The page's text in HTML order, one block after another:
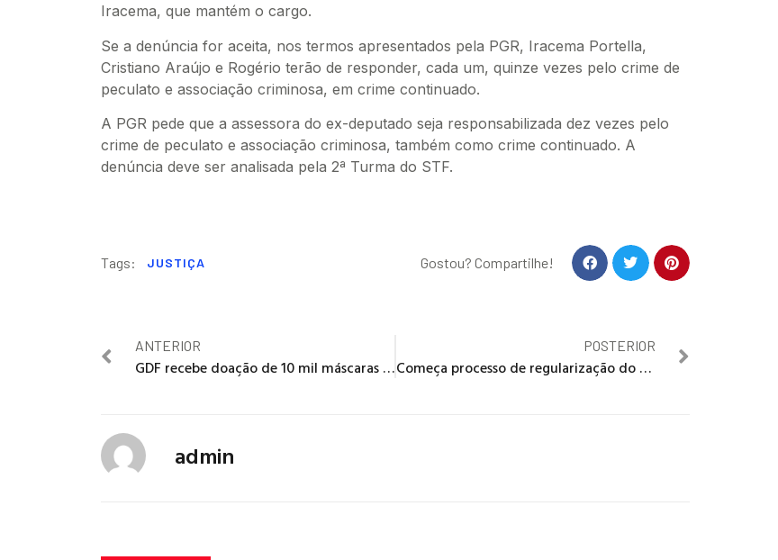
Iracema, que mantém o cargo.
Se a denúncia for aceita, nos termos apresentados pela PGR, Iracema Portella,
Cristiano Araújo e Rogério terão de responder, cada um, quinze vezes pelo crime de
peculato e associação criminosa, em crime continuado.
A PGR pede que a assessora do ex-deputado seja responsabilizada dez vezes pelo
crime de peculato e associação criminosa, também como crime continuado. A
denúncia deve ser analisada pela 2ª Turma do STF.
Tags: JUSTIÇA Gostou? Compartilhe!
ANTERIOR
GDF recebe doação de 10 mil máscaras da Embaixada da China
POSTERIOR
Começa processo de regularização do Paranoá. Mais de 65 mil famílias serão beneficiadas
admin